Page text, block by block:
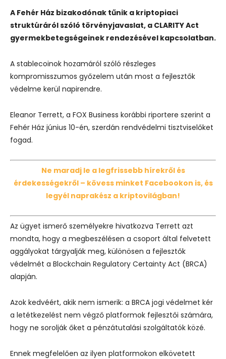
A Fehér Ház bizakodónak tűnik a kriptopiaci
struktúráról szóló törvényjavaslat, a CLARITY Act
gyermekbetegségeinek rendezésével kapcsolatban.
A stablecoinok hozamáról szóló részleges
kompromisszumos győzelem után most a fejlesztők
védelme kerül napirendre.
Eleanor Terrett, a FOX Business korábbi riportere szerint a
Fehér Ház június 10-én, szerdán rendvédelmi tisztviselőket
fogad.
Ne maradj le a legfrissebb hírekről és
érdekességekről – kövess minket Facebookon is, és
legyél naprakész a kriptovilágban!
Az ügyet ismerő személyekre hivatkozva Terrett azt
mondta, hogy a megbeszélésen a csoport által felvetett
aggályokat tárgyalják meg, különösen a fejlesztők
védelmét a Blockchain Regulatory Certainty Act (BRCA)
alapján.
Azok kedvéért, akik nem ismerik: a BRCA jogi védelmet kér
a letétkezelést nem végző platformok fejlesztői számára,
hogy ne sorolják őket a pénzátutalási szolgáltatók közé.
Ennek megfelelően az ilyen platformokon elkövetett